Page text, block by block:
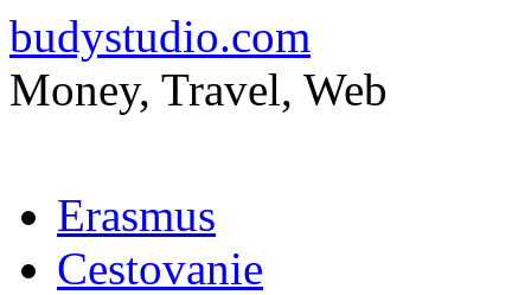
budystudio.com
Money, Travel, Web
to
contentErasmus
Cestovanie